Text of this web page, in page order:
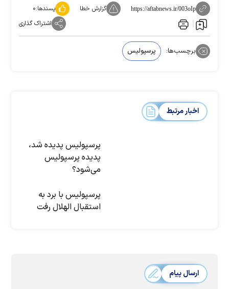
https://aftabnews.ir/003oIp گزارش خطا پسندها:۰
اشتراک گذاری
برچسب‌ها: پرسپولیس
اخبار مرتبط
پرسپولیس پدیده شد،
پدیده پرسپولیس
می‌شود؟
پرسپولیس با برد به
استقبال الهلال رفت
ارسال پیام